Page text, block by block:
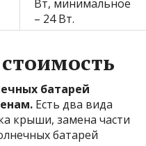
Вт, минимальное
– 24 Вт.
батарей
Есть два вида
крыши, замена части
батарей